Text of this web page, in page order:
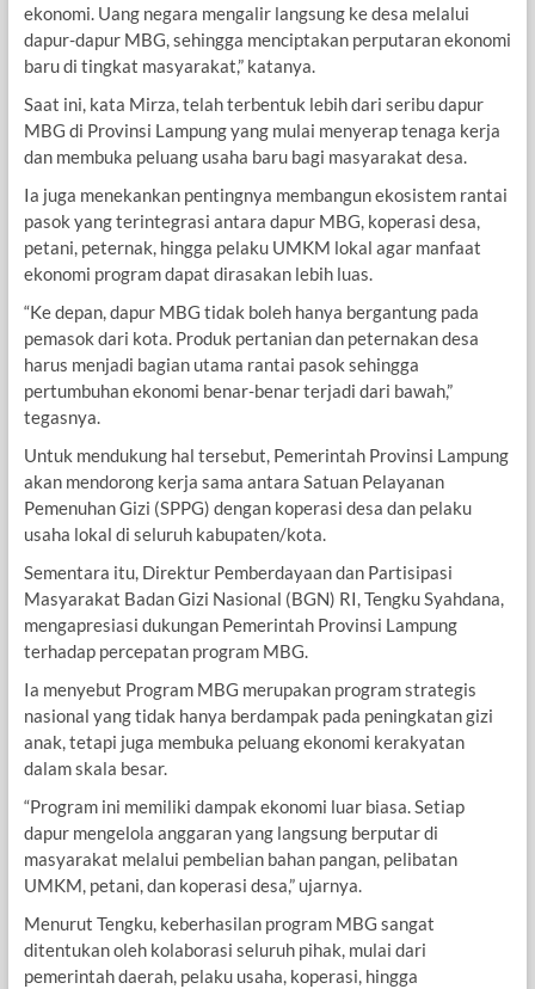
ekonomi. Uang negara mengalir langsung ke desa melalui
dapur-dapur MBG, sehingga menciptakan perputaran ekonomi
baru di tingkat masyarakat,” katanya.
Saat ini, kata Mirza, telah terbentuk lebih dari seribu dapur
MBG di Provinsi Lampung yang mulai menyerap tenaga kerja
dan membuka peluang usaha baru bagi masyarakat desa.
Ia juga menekankan pentingnya membangun ekosistem rantai
pasok yang terintegrasi antara dapur MBG, koperasi desa,
petani, peternak, hingga pelaku UMKM lokal agar manfaat
ekonomi program dapat dirasakan lebih luas.
“Ke depan, dapur MBG tidak boleh hanya bergantung pada
pemasok dari kota. Produk pertanian dan peternakan desa
harus menjadi bagian utama rantai pasok sehingga
pertumbuhan ekonomi benar-benar terjadi dari bawah,”
tegasnya.
Untuk mendukung hal tersebut, Pemerintah Provinsi Lampung
akan mendorong kerja sama antara Satuan Pelayanan
Pemenuhan Gizi (SPPG) dengan koperasi desa dan pelaku
usaha lokal di seluruh kabupaten/kota.
Sementara itu, Direktur Pemberdayaan dan Partisipasi
Masyarakat Badan Gizi Nasional (BGN) RI, Tengku Syahdana,
mengapresiasi dukungan Pemerintah Provinsi Lampung
terhadap percepatan program MBG.
Ia menyebut Program MBG merupakan program strategis
nasional yang tidak hanya berdampak pada peningkatan gizi
anak, tetapi juga membuka peluang ekonomi kerakyatan
dalam skala besar.
“Program ini memiliki dampak ekonomi luar biasa. Setiap
dapur mengelola anggaran yang langsung berputar di
masyarakat melalui pembelian bahan pangan, pelibatan
UMKM, petani, dan koperasi desa,” ujarnya.
Menurut Tengku, keberhasilan program MBG sangat
ditentukan oleh kolaborasi seluruh pihak, mulai dari
pemerintah daerah, pelaku usaha, koperasi, hingga